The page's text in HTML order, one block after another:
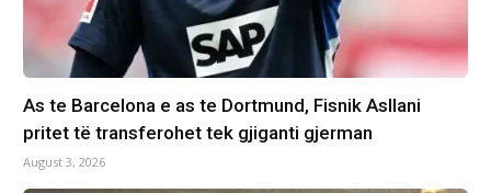
As te Barcelona e as te Dortmund, Fisnik Asllani
pritet të transferohet tek gjiganti gjerman
August 3, 2026